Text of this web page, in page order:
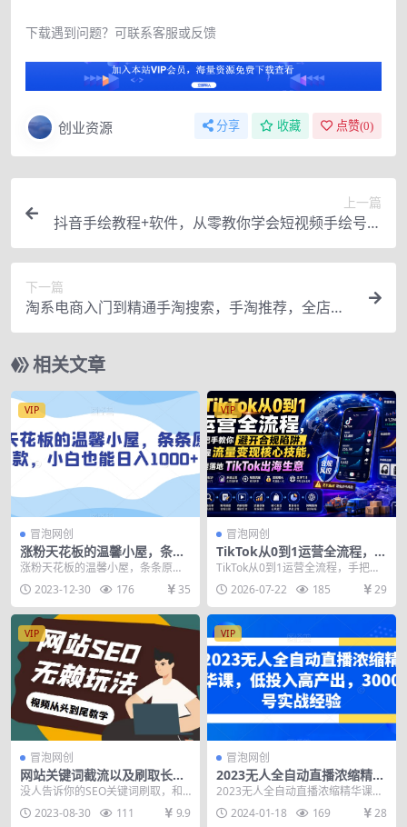
下载遇到问题？可联系客服或反馈
创业资源 分享 收藏 点赞(0)
上一篇
抖音手绘教程+软件，从零教你学会短视频手绘号制
作
下一篇
淘系电商入门到精通手淘搜索，手淘推荐，全店动
销（价值1099元）
相关文章
VIP
冒泡网创
涨粉天花板的温馨小屋，条条
原创爆款，小白也能日入1000
+【揭秘】
涨粉天花板的温馨小屋，条条原创
爆款，小白也能日入1000+【揭
秘】 利用AI与视...
2023-12-30 176 35
VIP
冒泡网创
TikTok从0到1运营全流程，手
把手教你避开合规陷阱，掌握
流量变现核心技能，快速落地
TikTok出海生意（更新7月）
TikTok从0到1运营全流程，手把手
教你避开合规陷阱，掌握流量变现
核心技能，快...
2026-07-22 185 29
VIP
冒泡网创
网站关键词截流以及刷取长期
关键词【无备案可做】
没人告诉你的SEO关键词刷取，和
网站关键词截流技巧【有无备案都
可以做，关键词不是...
2023-08-30 111 9.9
VIP
冒泡网创
2023无人全自动直播浓缩精华
课，低投入高产出，3000号实
2023无人全自动直播浓缩精华课，
低投入高产出，3000号实战经验 核
心课程内容...
2024-01-18 169 28